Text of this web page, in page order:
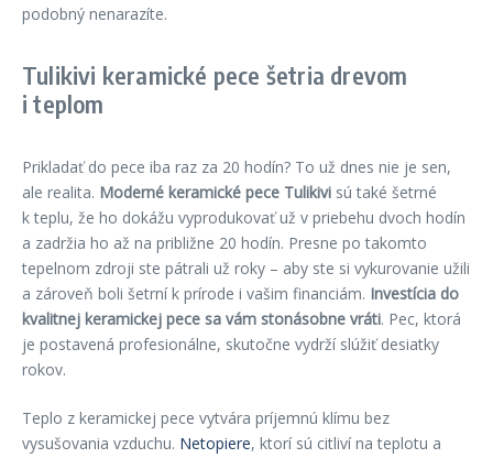
podobný nenarazíte.
Tulikivi keramické pece šetria drevom
i teplom
Prikladať do pece iba raz za 20 hodín? To už dnes nie je sen,
ale realita. Moderné keramické pece Tulikivi sú také šetrné
k teplu, že ho dokážu vyprodukovať už v priebehu dvoch hodín
a zadržia ho až na približne 20 hodín. Presne po takomto
tepelnom zdroji ste pátrali už roky – aby ste si vykurovanie užili
a zároveň boli šetrní k prírode i vašim financiám. Investícia do
kvalitnej keramickej pece sa vám stonásobne vráti. Pec, ktorá
je postavená profesionálne, skutočne vydrží slúžiť desiatky
rokov.
Teplo z keramickej pece vytvára príjemnú klímu bez
vysušovania vzduchu. Netopiere, ktorí sú citliví na teplotu a